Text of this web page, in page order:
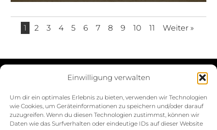
Einwilligung verwalten
Um dir ein optimales Erlebnis zu bieten, verwenden wir Technologien
wie Cookies, um Geräteinformationen zu speichern und/oder darauf
zuzugreifen. Wenn du diesen Technologien zustimmst, können wir
Daten wie das Surfverhalten oder eindeutige IDs auf dieser Website
1 2 3 4 5 6 7 8 9 10 11 Weiter »
Impressum